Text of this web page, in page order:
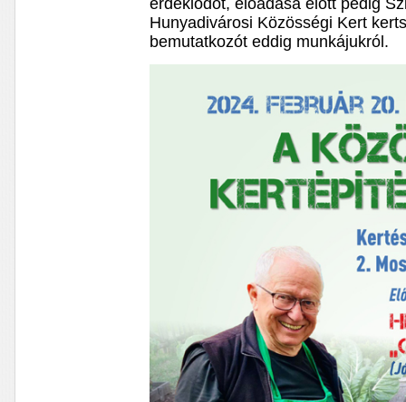
érdeklődőt, előadása előtt pedig
Hunyadivárosi Közösségi Kert
bemutatkozót eddig munkájukról.